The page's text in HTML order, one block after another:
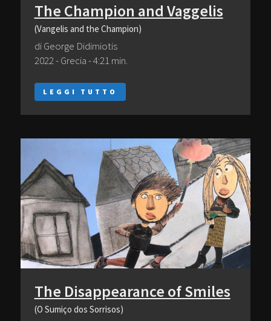
The Champion and Vaggelis
(Vangelis and the Champion)
di George Didimiotis
2022 - Grecia - 4:21 min.
LEGGI TUTTO
The Disappearance of Smiles
(O Sumiço dos Sorrisos)